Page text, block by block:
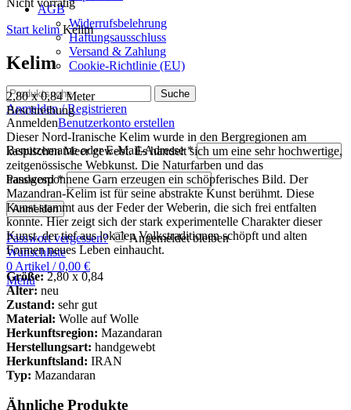
AGB
Widerrufsbelehrung
Haftungsausschluss
Versand & Zahlung
Cookie-Richtlinie (EU)
Suche
Anmelden / Registrieren
AnmeldenBenutzerkonto erstellen
Benutzername oder E-Mail-Adresse*
Password*
Anmelden
Passwort vergessen?
Angemeldet bleiben
Wunschliste
0 Artikel / 0,00 €
Menü
Start kelimKelim
Kelim
2,80 x 0,84 Meter
Beschreibung
Dieser Nord-Iranische Kelim wurde in den Bergregionen am
kaspischen Meer gewebt. Es handelt sich um eine sehr hochwertige,
zeitgenössische Webkunst. Die Naturfarben und das
handgesponnene Garn erzeugen ein schöpferisches Bild. Der
Mazandran-Kelim ist für seine abstrakte Kunst berühmt. Diese
Kunst stammt aus der Feder der Weberin, die sich frei entfalten
konnte. Hier zeigt sich der stark experimentelle Charakter dieser
Kunst, der tief aus lokalen Volkstraditionen schöpft und alten
Formen neues Leben einhaucht.
Größe:2,80 x 0,84
Alter: neu
Zustand: sehr gut
Material: Wolle auf Wolle
Herkunftsregion: Mazandaran
Herstellungsart: handgewebt
Herkunftsland: IRAN
Typ: Mazandaran
Ähnliche Produkte